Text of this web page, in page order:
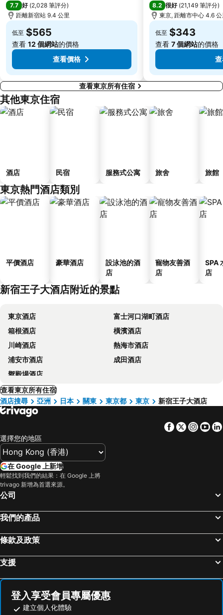
Shinagawa
Hamamatsucho station
Ofuna Station
Nishi-Kasai Metro Station
Fujisawa Station
Shimbashi Metro Station
Chiba Station
Toyosu Station
7.7 好 (2,028 筆評分)
距離新宿站 9.4 公里
低至 $565
查看 12 個網站的價格
查看價格
8.2 很好 (21,149 筆評分)
東京, 距離市中心 4.6
低至 $343
查看 7 個網站的價格
查看東京所有住宿
其他東京住宿
酒店 民宿 服務式公寓 旅舍 旅館
東京熱門酒店類別
平價酒店 豪華酒店
設泳池的酒
店
寵物友善酒
店
SPA
店
新宿王子大酒店附近的景點
東京酒店
富士河口湖町酒店
箱根酒店
橫濱酒店
川崎酒店
熱海市酒店
浦安市酒店
成田酒店
禦殿場酒店
查看東京所有住宿
酒店搜尋
亞洲 日本 關東 東京都 東京 新宿王子大酒店
Facebook
Twitter
選擇您的地區
在 Google 上新增
輕鬆找到我們的結果：在 Google 上將
trivago 新增為首選來源。
公司
我們的產品
條款及政策
支援
登入享受會員專屬優惠
建立個人化體驗